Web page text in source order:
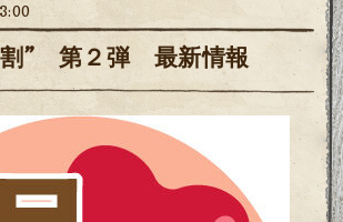
割” 第２弾 最新情報